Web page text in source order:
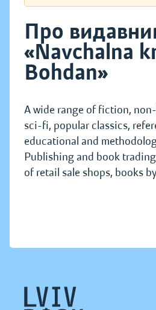
Про
«Navchalna
Bohdan»
A wide range of fiction,
sci-fi, popular classics,
educational and
Publishing and book
of retail sale shops, books